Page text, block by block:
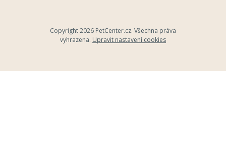
Copyright 2026 PetCenter.cz. Všechna práva
vyhrazena. Upravit nastavení cookies